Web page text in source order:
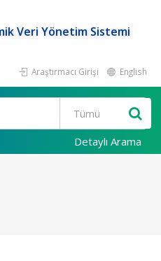
Veri Yönetim Sistemi
Araştırmacı Girişi English
Detaylı Arama